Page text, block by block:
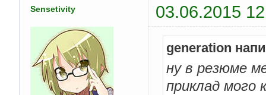
Sensetivity 03.06.2015
generation
ну в резюме
приклад мого